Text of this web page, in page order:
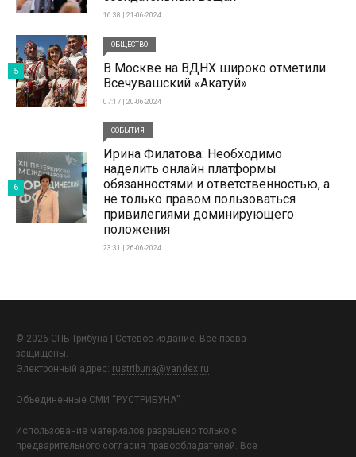
16:38 | 21-06-2024
ОБЩЕСТВО
В Москве на ВДНХ широко отметили
Всечувашский «Акатуй»
07:17 | 20-06-2024
5
СОБЫТИЯ
Ирина Филатова: Необходимо
наделить онлайн платформы
обязанностями и ответственностью, а
не только правом пользоваться
привилегиями доминирующего
положения
23:31 | 26-06-2024
6
© 2026 СПБ Трибуна | Сетевое издание. Все права
защищены.
Электронный адрес: rustribuna@yandex.ru
Объединенные СМИ “РУСТРИБУНА”
Использование материалов разрешено только с
предварительного согласия правообладателей. Все